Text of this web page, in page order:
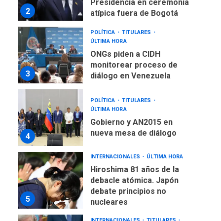
3
diálogo en Venezuela
4
POLÍTICA
TITULARES
ÚLTIMA HORA
Gobierno y AN2015 en
nueva mesa de diálogo
5
Hiroshima 81 años de la
debacle atómica. Japón
debate principios no
nucleares
6
INTERNACIONALES
TITULARES
Trump vuelve intenta
nuevamente limitar
ciudadanía por nacimiento